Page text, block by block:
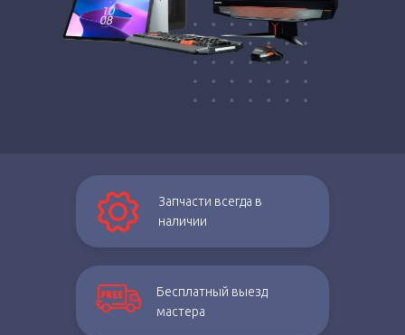
Бесплатный выезд
мастера
Запчасти всегда в
наличии